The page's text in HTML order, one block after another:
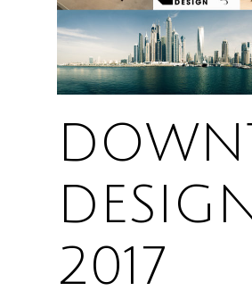
2017